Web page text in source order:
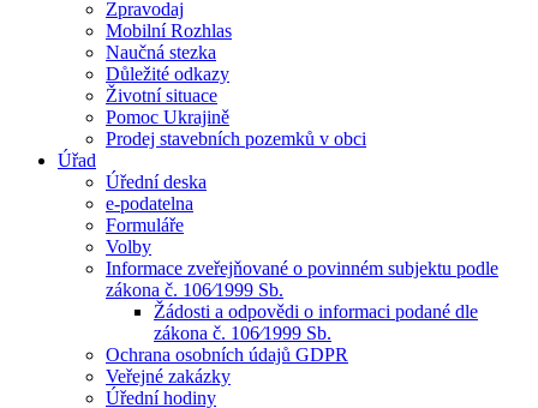
Zpravodaj
Mobilní Rozhlas
Naučná stezka
Důležité odkazy
Životní situace
Pomoc Ukrajině
Prodej stavebních pozemků v obci
Úřad
Úřední deska
e-podatelna
Formuláře
Volby
Informace zveřejňované o povinném subjektu podle
zákona č. 106⁄1999 Sb.
Žádosti a odpovědi o informaci podané dle
zákona č. 106⁄1999 Sb.
Ochrana osobních údajů GDPR
Veřejné zakázky
Úřední hodiny